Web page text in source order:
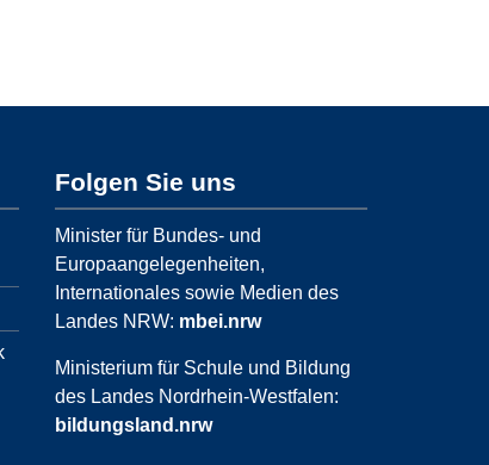
Folgen Sie uns
Minister für Bundes- und
Europaangelegenheiten,
Internationales sowie Medien des
Landes NRW: mbei.nrw
Ministerium für Schule und Bildung
des Landes Nordrhein-Westfalen:
bildungsland.nrw